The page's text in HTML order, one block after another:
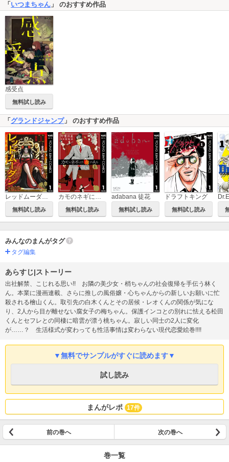
「 いつまちゃん 」 のおすすめ作品
感受点
無料試し読み
「 グランドジャンプ」 のおすすめ作品
レッドムーダン～皇帝に成り上がった女～
無料試し読み
カモのネギには毒がある 加茂教授の人間経済学講義
無料試し読み
adabana 徒花
無料試し読み
ドラフトキング
無料試し読み
みんなのまんがタグ
タグ編集
あらすじ|ストーリー
出社解禁、こじれる思い!! お隣の美少女・梢ちゃんの社会復帰を手伝う林く
ん。本業に漫画連載、さらに推しの風俗嬢・心ちゃんからの新しいお願いに忙
殺される檜山くん。取引先の白木くんとその居候・レオくんの関係が気にな
り、2人から目が離せない腐女子の梅ちゃん。保護インコとの別れに怯える松田
くんとセフレとの同棲に暗雲が漂う桃ちゃん。寂しい同士の2人に変化
が……？ 生活様式が変わっても性活事情は変わらない現代恋愛絵巻!!!!
▼無料でサンプルがすぐに読めます▼
試し読み
まんがレポ 17件
前の巻へ 次の巻へ
巻一覧